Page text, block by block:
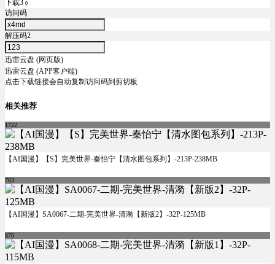
下载3 0
访问码
解压码2
迅雷云盘 (网页版)
迅雷云盘 (APP客户端)
点击下载链接会自动复制访问码到剪切板
相关推荐
1722
【AI国漫】【S】完美世界-秦怡宁【清水图包系列】-213P-238MB
763
【AI国漫】SA0067-二期-完美世界-清漪【新版2】-32P-125MB
870